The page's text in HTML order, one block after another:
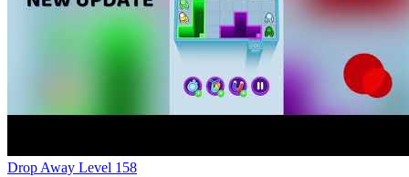
Level 158